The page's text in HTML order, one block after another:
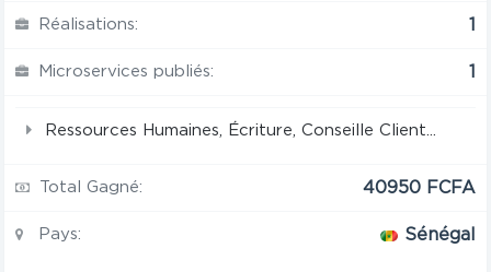
Réalisations: 1
Microservices publiés: 1
Ressources Humaines, Écriture, Conseille Client...
Total Gagné: 40950 FCFA
Pays: Sénégal